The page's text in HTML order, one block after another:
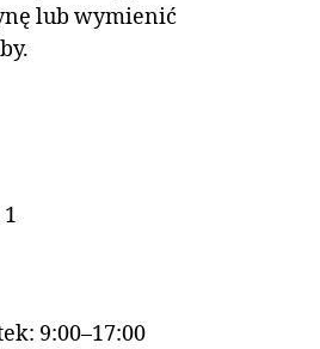
lub wymienić
9:00–17:00